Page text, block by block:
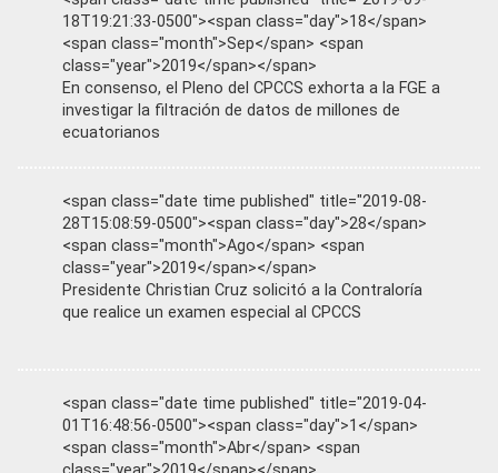
18T19:21:33-0500"><span class="day">18</span>
<span class="month">Sep</span> <span
class="year">2019</span></span>
En consenso, el Pleno del CPCCS exhorta a la FGE a
investigar la filtración de datos de millones de
ecuatorianos
<span class="date time published" title="2019-08-
28T15:08:59-0500"><span class="day">28</span>
<span class="month">Ago</span> <span
class="year">2019</span></span>
Presidente Christian Cruz solicitó a la Contraloría
que realice un examen especial al CPCCS
<span class="date time published" title="2019-04-
01T16:48:56-0500"><span class="day">1</span>
<span class="month">Abr</span> <span